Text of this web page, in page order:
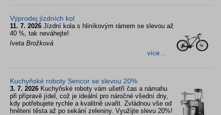
Výprodej jízdních kol
11. 7. 2026 Jízdní kola s hliníkovým rámem se slevou až
40 %, tak neváhejte!
Iveta Brožková
více…
Kuchyňské roboty Sencor se slevou 20%
3. 7. 2026 Kuchyňské roboty vám ušetří čas a námahu
při přípravě jídel, což je ideální pro náročné všední dny,
kdy potřebujete rychle a kvalitně uvařit. Zvládnou vše od
hnětení těsta až po sekání zeleniny. Využijte slevu 20%!